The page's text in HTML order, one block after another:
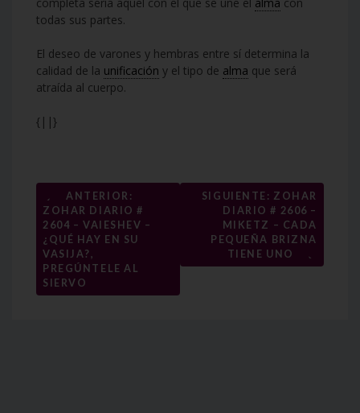
todas sus partes.
El deseo de varones y hembras entre sí determina la
calidad de la unificación y el tipo de alma que será
atraída al cuerpo.
{||}
Navegación
de
entradas
←
ANTERIOR:
ZOHAR DIARIO #
2604 – VAIESHEV –
¿QUÉ HAY EN SU
VASIJA?,
PREGÚNTELE AL
SIERVO
SIGUIENTE: ZOHAR
DIARIO # 2606 –
MIKETZ – CADA
PEQUEÑA BRIZNA
TIENE UNO
→